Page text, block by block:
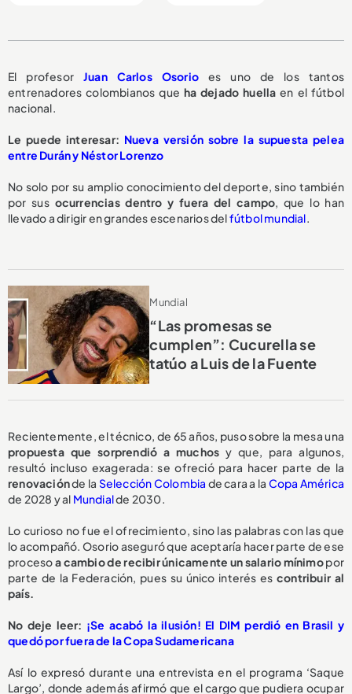
El profesor Juan Carlos Osorio
es uno de los tantos
entrenadores colombianos que ha dejado huella en el fútbol
nacional.
Le puede interesar: Nueva versión sobre la supuesta pelea
entre Durán y Néstor Lorenzo
No solo por su amplio conocimiento del deporte, sino también
por sus ocurrencias dentro y fuera del campo, que lo han
llevado a dirigir en grandes escenarios delfútbol mundial.
Mundial
“Las promesas se
cumplen”: Cucurella se
tatúo a Luis de la Fuente
Recientemente, el técnico, de 65 años, puso sobre la mesa una
propuesta que sorprendió a muchosy que, para algunos,
resultó incluso exagerada: se ofreció para hacer parte de la
renovaciónde la Selección Colombia de cara a la Copa América
de 2028 y al Mundialde 2030.
Lo curioso no fue el ofrecimiento, sino las palabras con las que
lo acompañó. Osorio aseguró que aceptaría hacer parte de ese
procesoa cambio de recibirúnicamente un salario mínimopor
parte de la Federación, pues su único interés escontribuir al
país.
No deje leer: ¡Se acabó la ilusión! El DIM perdió en Brasil y
quedó por fuera de la Copa Sudamericana
Así lo expresó durante una entrevista en el programa ‘Saque
Largo’, donde además afirmó que el cargo que pudiera ocupar